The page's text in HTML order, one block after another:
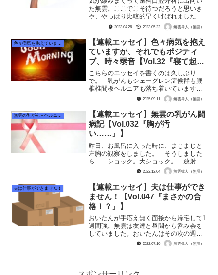
た無雲。ここでこそ待つだろうと思いき
や、やっぱり比較的早く呼ばれました。
20分待ったか待たないかくらいでした
ね。「こんにちはー。無雲さんはシェー
グレンの疑いですね。ここで何するって
言うとですねー、ガムを噛...
2023.04.26 2023.05.22 無雲律人（無雲）
色々病気を抱えていますが、それでもポジティブ、時々弱音
【連載エッセイ】色々病気を抱え
ていますが、それでもポジティ
ブ、時々弱音【Vol.32『寝て起き
たら具合悪い』】
こちらのエッセイを書くのは久しぶり
で。 乳がんもシェーグレン症候群も腰
椎椎間板ヘルニアも落ち着いていますの
でね、ネタが無かったんです。その間も
通院して投薬は受けていました。 最近
では大学病院A病院で三叉神経痛も発覚し
ましてね。長年顔面が痛か...
2025.09.11 無雲律人（無雲）
無雲の乳がん＋ヘルニア闘病記
【連載エッセイ】無雲の乳がん闘
病記【Vol.032『胸が汚
い……』】
昨日、お風呂に入った時に、まじまじと
左胸の観察をしました。 そうしました
ら……ショック。大ショック。 放射線
を照射している所が真っ赤になってい
て、毛穴という毛穴がこげ茶色に変色し
ていて、シミも物凄く沢山。 あああ、
胸が汚い！！『胸が汚い』 ...
2022.12.04 無雲律人（無雲）
夫は仕事ができません！
【連載エッセイ】夫は仕事ができ
ません！【Vol.047『まさかの合
格！？』】
おいたんが手応え無く面接から帰宅して1
週間強。無雲は友達と昼間から呑み会を
していました。おいたんはその次の週に
産廃関連の会社の面接前の見学に行く事
2022.07.10 無雲律人（無雲）